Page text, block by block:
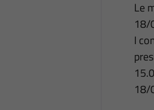
Le
18/
I
18/